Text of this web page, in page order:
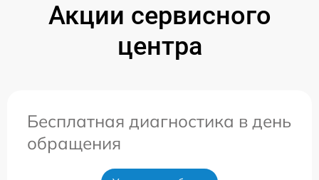
Акции сервисного
центра
Бесплатная диагностика в день
обращения